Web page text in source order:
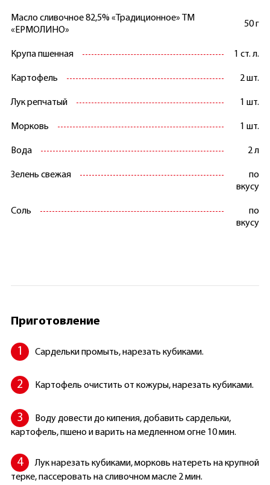
Масло сливочное 82,5% «Традиционное» ТМ
«ЕРМОЛИНО»
50 г
Крупа пшенная 1 ст. л.
Картофель 2 шт.
Лук репчатый 1 шт.
Морковь 1 шт.
Вода 2 л
Зелень свежая
по
вкусу
Соль
по
вкусу
Приготовление
Сардельки промыть, нарезать кубиками.
Картофель очистить от кожуры, нарезать кубиками.
Воду довести до кипения, добавить сардельки,
картофель, пшено и варить на медленном огне 10 мин.
Лук нарезать кубиками, морковь натереть на крупной
терке, пассеровать на сливочном масле 2 мин.